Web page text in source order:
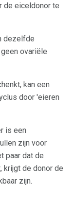
de eiceldonor te
dezelfde
ovariële
kan een
door 'eieren
is een
zijn voor
paar dat de
krijgt de donor de
zijn.